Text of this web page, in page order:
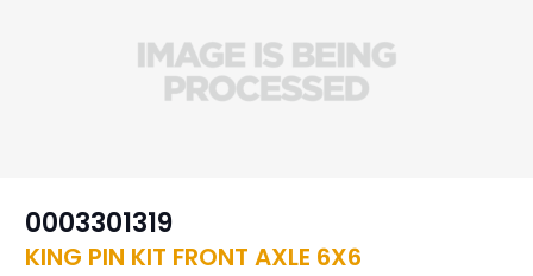
0003301319
KING PIN KIT FRONT AXLE 6X6